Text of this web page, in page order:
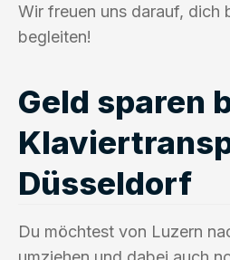
Wir freuen uns darauf, dich
begleiten!
Geld sparen
Düsseldorf
Du möchtest von Luzern